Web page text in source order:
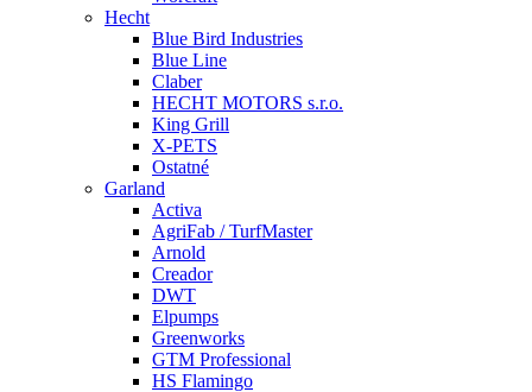
Hecht
Blue Bird Industries
Blue Line
Claber
HECHT MOTORS s.r.o.
King Grill
X-PETS
Ostatné
Garland
Activa
AgriFab / TurfMaster
Arnold
Creador
DWT
Elpumps
Greenworks
GTM Professional
HS Flamingo